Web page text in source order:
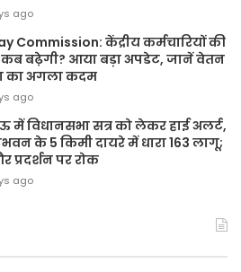
ago
Commission: केंद्रीय कर्मचारियों की
बढ़ेगी? आया बड़ा अपडेट, जानें वेतन
का अगला कदम
ago
विधानसभा सत्र को लेकर हाई अलर्ट,
के 5 किमी दायरे में धारा 163 लागू;
प्रदर्शन पर रोक
ago